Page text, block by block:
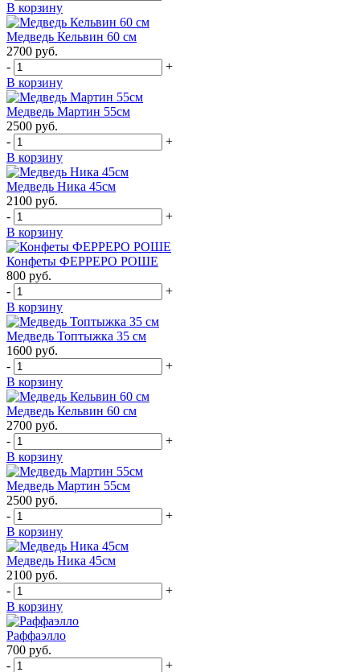
В корзину
Медведь Кельвин 60 см
2700 руб.
-
+
В корзину
Медведь Мартин 55см
2500 руб.
-
+
В корзину
Медведь Ника 45см
2100 руб.
-
+
В корзину
Конфеты ФЕРРЕРО РОШЕ
800 руб.
-
+
В корзину
Медведь Топтыжка 35 см
1600 руб.
-
+
В корзину
Медведь Кельвин 60 см
2700 руб.
-
+
В корзину
Медведь Мартин 55см
2500 руб.
-
+
В корзину
Медведь Ника 45см
2100 руб.
-
+
В корзину
Раффаэлло
700 руб.
-
+